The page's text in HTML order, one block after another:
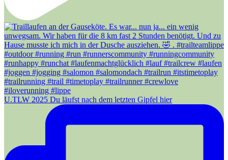
U.TLW 2025 Du läufst nach dem letzten Gipfel hier